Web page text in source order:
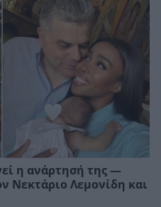
η ανάρτησή της —
Νεκτάριο Λεμονίδη και